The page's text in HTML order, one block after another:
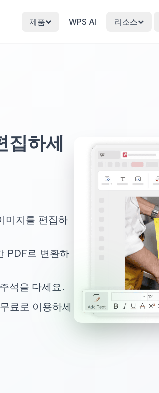
제품 WPS AI 리소스
집하세
미지를 편집하
PDF로 변환하
석을 다세요.
료로 이용하세